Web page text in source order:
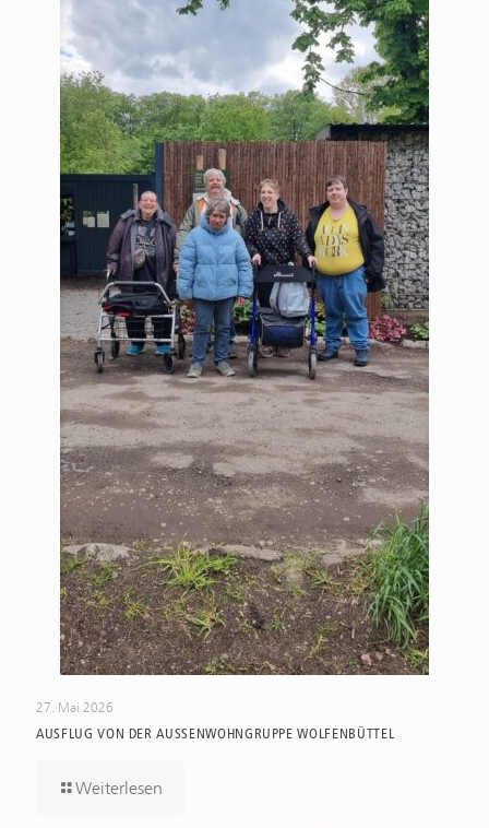
27. Mai 2026
AUSFLUG VON DER AUSSENWOHNGRUPPE WOLFENBÜTTEL
Weiterlesen